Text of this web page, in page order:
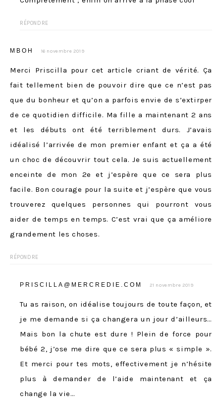
RÉPONDRE
MBOH 16 novembre 2019
Merci Priscilla pour cet article criant de vérité. Ça
fait tellement bien de pouvoir dire que ce n’est pas
que du bonheur et qu’on a parfois envie de s’extirper
de ce quotidien difficile. Ma fille a maintenant 2 ans
et les débuts ont été terriblement durs. J’avais
idéalisé l’arrivée de mon premier enfant et ça a été
un choc de découvrir tout cela. Je suis actuellement
enceinte de mon 2e et j’espère que ce sera plus
facile. Bon courage pour la suite et j’espère que vous
trouverez quelques personnes qui pourront vous
aider de temps en temps. C’est vrai que ça améliore
grandement les choses.
RÉPONDRE
PRISCILLA@MERCREDIE.COM 21 novembre 2019
Tu as raison, on idéalise toujours de toute façon, et
je me demande si ça changera un jour d’ailleurs…
Mais bon la chute est dure ! Plein de force pour
bébé 2, j’ose me dire que ce sera plus « simple ».
Et merci pour tes mots, effectivement je n’hésite
plus à demander de l’aide maintenant et ça
change la vie…